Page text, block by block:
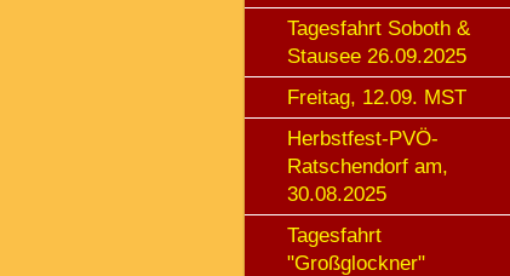
Tagesfahrt Soboth &
Stausee 26.09.2025
Freitag, 12.09. MST
Herbstfest-PVÖ-
Ratschendorf am,
30.08.2025
Tagesfahrt
"Großglockner"